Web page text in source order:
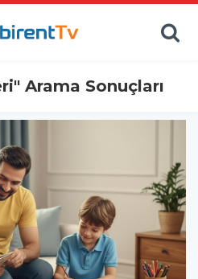
Arama Sonuçları